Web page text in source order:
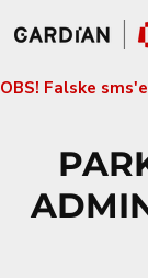
OBS! Falske